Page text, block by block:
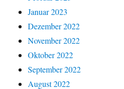
Januar 2023
Dezember 2022
November 2022
Oktober 2022
September 2022
August 2022